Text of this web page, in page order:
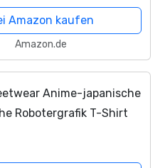
Amazon kaufen
Amazon.de
Anime-japanische
Robotergrafik T-Shirt